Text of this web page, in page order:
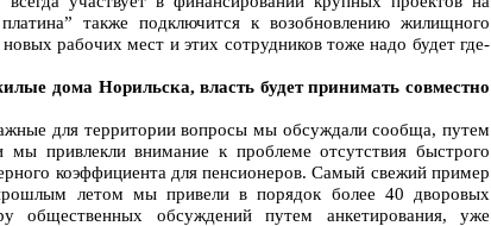
также подключится к возобновлению жилищного
рабочих мест и этих сотрудников тоже надо будет где-
дома Норильска, власть будет принимать совместно
для территории вопросы мы обсуждали сообща, путем
привлекли внимание к проблеме отсутствия быстрого
коэффициента для пенсионеров. Самый свежий пример
летом мы привели в порядок более 40 дворовых
общественных обсуждений путем анкетирования, уже